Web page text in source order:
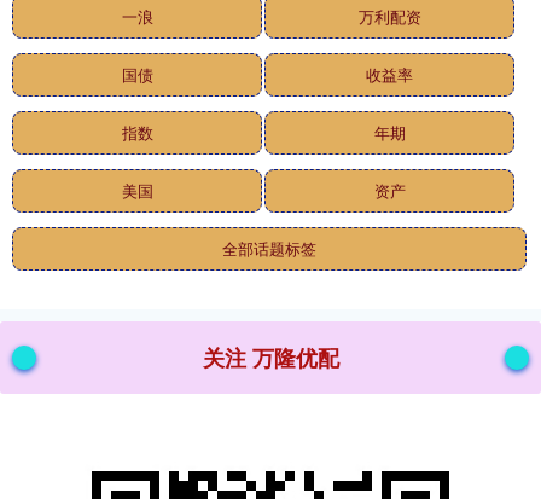
一浪 万利配资
国债 收益率
指数 年期
美国 资产
全部话题标签
关注 万隆优配